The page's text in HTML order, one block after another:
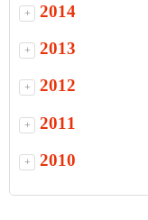
+ 2014
+ 2013
+ 2012
+ 2011
+ 2010